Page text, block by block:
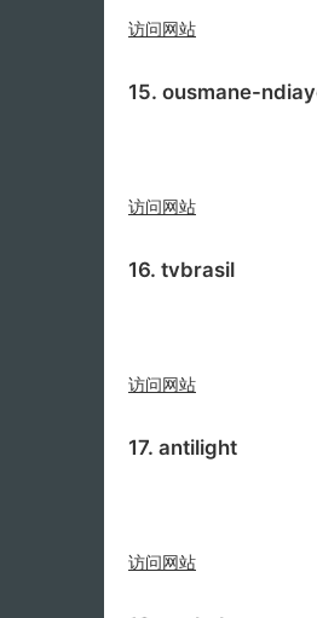
访问网站
15. ousmane-
访问网站
16. tvbrasil
访问网站
17. antilight
访问网站